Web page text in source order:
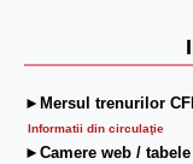
►Mersul trenurilor
Informatii din circulaţie
►Camere web /